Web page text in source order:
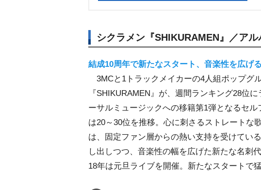
シクラメン『SHIKURAMEN』／アル
結成10周年で新たなスタート、音楽性を広げ
3MCと1トラックメイカーの4人組ポップグ
『SHIKURAMEN』が、週間ランキング28位
ーサルミュージックへの移籍第1弾となるセ
は20～30位を推移。心に刺さるストレートな
は、固定ファン層からの熱い支持を受けてい
し出しつつ、音楽性の幅を広げた新たな名刺
18年は元旦ライブを開催。新たなスタートで